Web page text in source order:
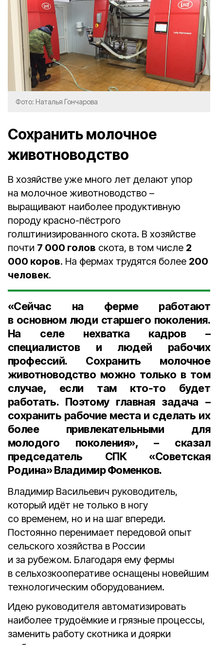
Фото: Наталья Гончарова
Сохранить молочное
животноводство
В хозяйстве уже много лет делают упор
на молочное животноводство –
выращивают наиболее продуктивную
породу красно-пёстрого
голштинизированного скота. В хозяйстве
почти 7 000 голов скота, в том числе 2
000 коров. На фермах трудятся более 200
человек.
«Сейчас на ферме работают
в основном люди старшего поколения.
На селе нехватка кадров –
специалистов и людей рабочих
профессий. Сохранить молочное
животноводство можно только в том
случае, если там кто‑то будет
работать. Поэтому главная задача –
сохранить рабочие места и сделать их
более привлекательными для
молодого поколения», – сказал
председатель СПК «Советская
Родина» Владимир Фоменков.
Владимир Васильевич руководитель,
который идёт не только в ногу
со временем, но и на шаг впереди.
Постоянно перенимает передовой опыт
сельского хозяйства в России
и за рубежом. Благодаря ему фермы
в сельхозкооперативе оснащены новейшим
технологическим оборудованием.
Идею руководителя автоматизировать
наиболее трудоёмкие и грязные процессы,
заменить работу скотника и доярки